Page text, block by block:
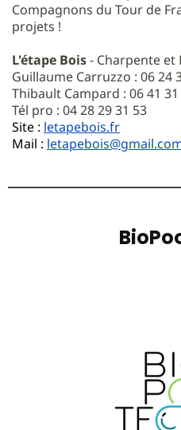
Compagnons du Tour de
projets !
L'étape Bois- Charpente et
Guillaume Carruzzo : 06 24
Thibault Campard : 06 41 31
Tél pro : 04 28 29 31 53
Site : letapebois.fr
Mail :